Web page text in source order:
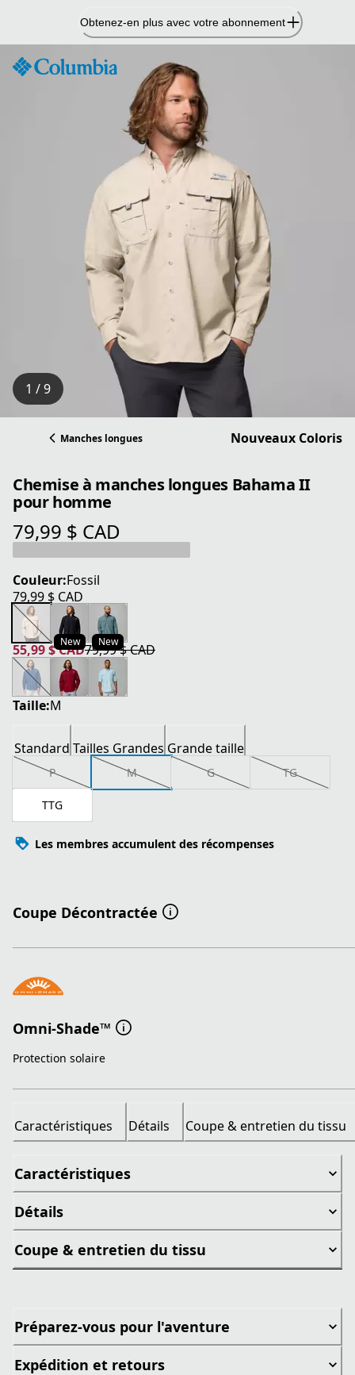
contenu
Obtenez-en plus avec votre abonnement
1 / 9
Manches longues Nouveaux Coloris
Chemise à manches longues Bahama II
pour homme
79,99 $ CAD
prix actuel 79,99 $ CAD
Couleur:Fossil
79,99 $ CAD
prix actuel 79,99 $ CAD
New New
55,99 $ CAD
prix actuel 55,99 $ CAD
79,99 $ CAD
prix original 79,99 $ CAD
Taille:M
Standard Tailles Grandes Grande taille
P M G TG
TTG
Les membres accumulent des récompenses
Coupe Décontractée
Omni-Shade™
Protection solaire
Caractéristiques Détails Coupe & entretien du tissu
Caractéristiques
Détails
Coupe & entretien du tissu
Préparez-vous pour l'aventure
Expédition et retours